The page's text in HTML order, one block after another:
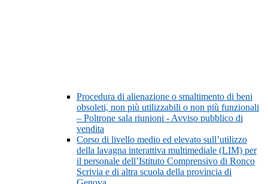
Procedura di alienazione o smaltimento di beni
obsoleti, non più utilizzabili o non più funzionali
– Poltrone sala riunioni - Avviso pubblico di
vendita
Corso di livello medio ed elevato sull’utilizzo
della lavagna interattiva multimediale (LIM) per
il personale dell’Istituto Comprensivo di Ronco
Scrivia e di altra scuola della provincia di